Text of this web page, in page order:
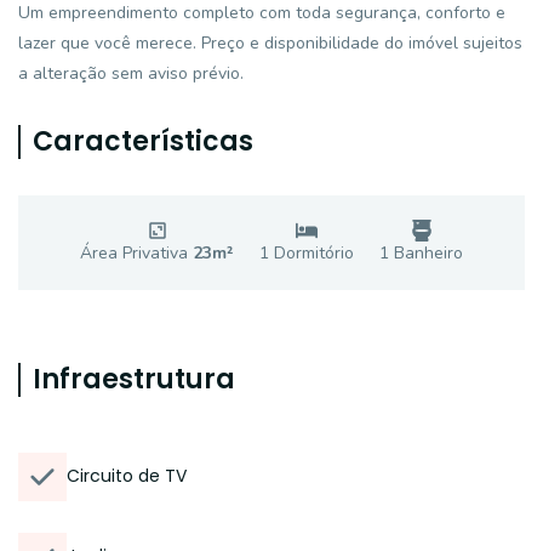
Um empreendimento completo com toda segurança, conforto e
lazer que você merece. Preço e disponibilidade do imóvel sujeitos
a alteração sem aviso prévio.
Características
Área Privativa 23m² 1 Dormitório 1 Banheiro
Infraestrutura
Circuito de TV